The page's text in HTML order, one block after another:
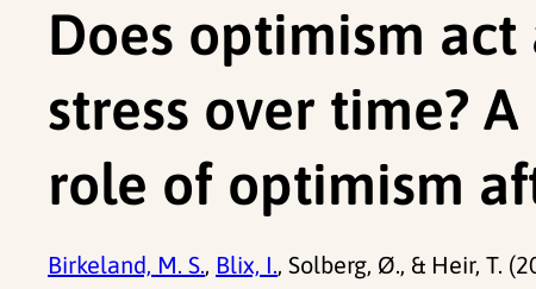
Does optimism
stress over time?
role of optimism
Birkeland, M. S., Blix, I., Solberg, Ø., & Heir, T.